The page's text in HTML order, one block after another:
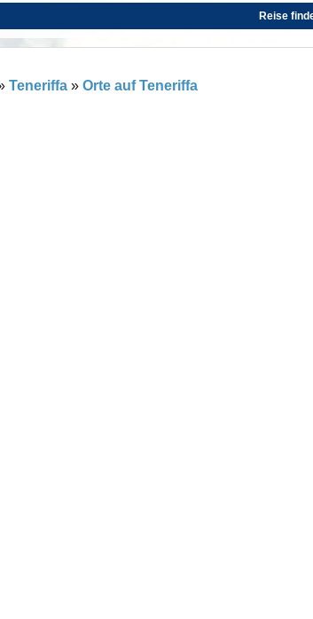
Reise
Teneriffa » Orte auf Teneriffa